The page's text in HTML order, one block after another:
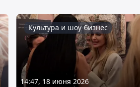
Культура и шоу-бизнес
14:47, 18 июня 2026